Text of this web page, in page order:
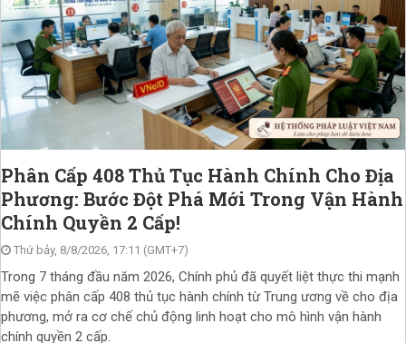
Phân Cấp 408 Thủ Tục Hành Chính Cho Địa
Phương: Bước Đột Phá Mới Trong Vận Hành
Chính Quyền 2 Cấp!
Thứ bảy, 8/8/2026, 17:11 (GMT+7)
Trong 7 tháng đầu năm 2026, Chính phủ đã quyết liệt thực thi mạnh
mẽ việc phân cấp 408 thủ tục hành chính từ Trung ương về cho địa
phương, mở ra cơ chế chủ động linh hoạt cho mô hình vận hành
chính quyền 2 cấp.